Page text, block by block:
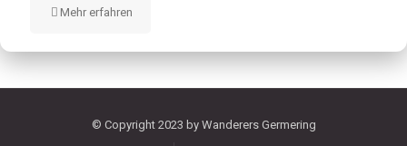
Mehr erfahren
© Copyright 2023 by Wanderers Germering